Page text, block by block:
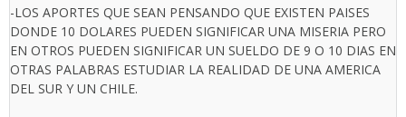
-LOS APORTES QUE SEAN PENSANDO QUE EXISTEN PAISES
DONDE 10 DOLARES PUEDEN SIGNIFICAR UNA MISERIA PERO
EN OTROS PUEDEN SIGNIFICAR UN SUELDO DE 9 O 10 DIAS EN
OTRAS PALABRAS ESTUDIAR LA REALIDAD DE UNA AMERICA
DEL SUR Y UN CHILE.